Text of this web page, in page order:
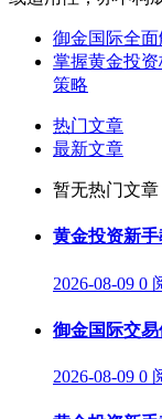
御金国际全
掌握黄金投
策略
热门文章
最新文章
暂无热门文章
黄金投资新
2026-08-09 0
御金国际交
2026-08-09 0